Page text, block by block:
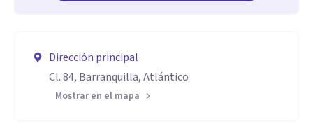
Dirección principal
Cl. 84, Barranquilla, Atlántico
Mostrar en el mapa